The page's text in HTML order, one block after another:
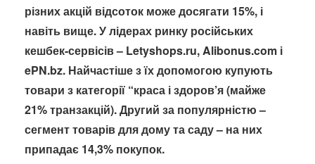
різних акцій відсоток може досягати 15%, і
навіть вище. У лідерах ринку російських
кешбек-сервісів – Letyshops.ru, Alibonus.com і
ePN.bz. Найчастіше з їх допомогою купують
товари з категорії “краса і здоров’я (майже
21% транзакцій). Другий за популярністю –
сегмент товарів для дому та саду – на них
припадає 14,3% покупок.